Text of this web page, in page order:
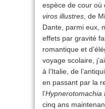
espèce de cour où
viros illustres , de
Dante, parmi eux,
effets par gravité
romantique et
voyage scolaire,
à l’Italie, de
en passant par la
l’Hypnerotomachia
cinq ans